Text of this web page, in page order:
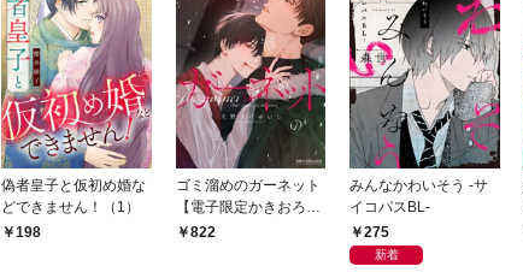
偽者皇子と仮初め婚な
どできません！（1）
198
ゴミ溜めのガーネット
【電子限定かきおろし
付】822
みんなかわいそう -サ
イコパスBL-
275
新着